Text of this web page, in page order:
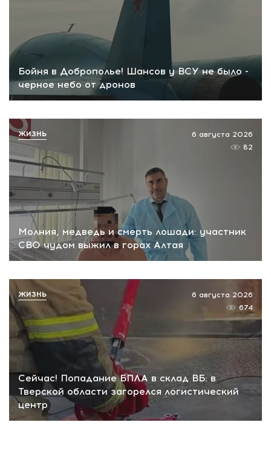
Бойня в Доброполье! Шансов у ВСУ не было -
черное небо от дронов
Молния, медведь и смерть лошади: участник
СВО чудом выжил в горах Алтая
6 августа 2026
82
ЖИЗНЬ
Сейчас! Попадание БПЛА в склад ВБ: в
Тверской области загорелся логистический
центр
6 августа 2026
674
ЖИЗНЬ